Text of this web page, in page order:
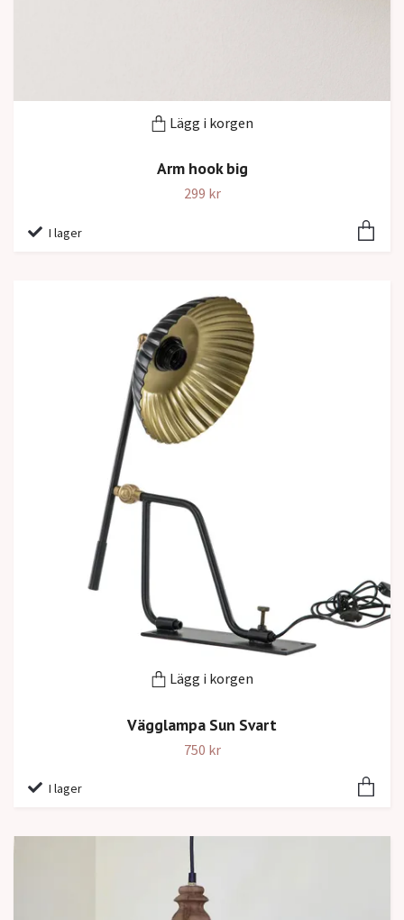
Lägg i korgen
Arm hook big
299 kr
I lager
Lägg i korgen
Vägglampa Sun Svart
750 kr
I lager